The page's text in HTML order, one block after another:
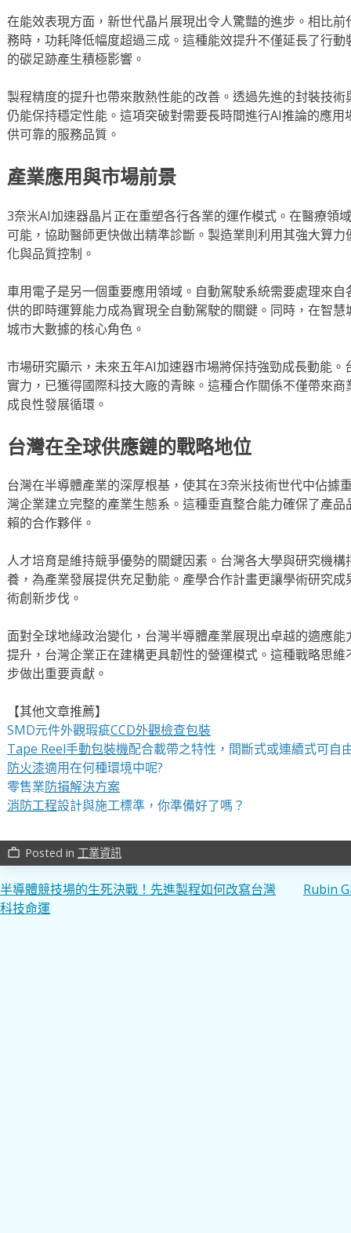
在能效表現方面，新世代晶片展現出令人驚豔的進步。相比
務時，功耗降低幅度超過三成。這種能效提升不僅延長了行
的碳足跡產生積極影響。
製程精度的提升也帶來散熱性能的改善。透過先進的封裝技
仍能保持穩定性能。這項突破對需要長時間進行AI推論的應
供可靠的服務品質。
產業應用與市場前景
3奈米AI加速器晶片正在重塑各行各業的運作模式。在醫療領
可能，協助醫師更快做出精準診斷。製造業則利用其強大算
化與品質控制。
車用電子是另一個重要應用領域。自動駕駛系統需要處理來
供的即時運算能力成為實現全自動駕駛的關鍵。同時，在智
城市大數據的核心角色。
市場研究顯示，未來五年AI加速器市場將保持強勁成長動能
實力，已獲得國際科技大廠的青睞。這種合作關係不僅帶來
成良性發展循環。
台灣在全球供應鏈的戰略地位
台灣在半導體產業的深厚根基，使其在3奈米技術世代中佔據
灣企業建立完整的產業生態系。這種垂直整合能力確保了產
賴的合作夥伴。
人才培育是維持競爭優勢的關鍵因素。台灣各大學與研究機
養，為產業發展提供充足動能。產學合作計畫更讓學術研究
術創新步伐。
面對全球地緣政治變化，台灣半導體產業展現出卓越的適應
提升，台灣企業正在建構更具韌性的營運模式。這種戰略思
步做出重要貢獻。
【其他文章推薦】
SMD元件外觀瑕疵CCD外觀檢查包裝
Tape Reel手動包裝機配合載帶之特性，間斷式或連續式可自
防火漆適用在何種環境中呢?
零售業防損解決方案
消防工程設計與施工標準，你準備好了嗎？
work_outline Posted in 工業資訊
文
章
半導體競技場的生死決戰！先進製程如何改寫台灣
科技命運
Rubin